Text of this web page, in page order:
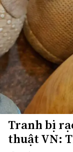
Tranh bị
thuật VN: